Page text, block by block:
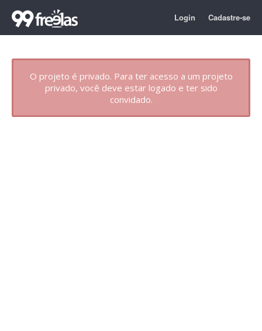
Login Cadastre-se
O projeto é privado. Para ter acesso a um projeto
privado, você deve estar logado e ter sido
convidado.